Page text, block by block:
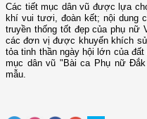
Các tiết mục dân vũ được lựa
khí vui tươi, đoàn kết; nội dung
truyền thống tốt đẹp của phụ nữ
các đơn vị được khuyến khích
tỏa tinh thần ngày hội lớn của
mục dân vũ "Bài ca Phụ nữ
mẫu.